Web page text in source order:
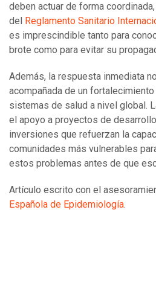
deben actuar de forma
del Reglamento Sanitario
es imprescindible tanto para
brote como para evitar su
Además, la respuesta inmediata
acompañada de un
sistemas de salud a nivel global.
el apoyo a proyectos de
inversiones que refuerzan la
comunidades más vulnerables
estos problemas antes de que
Artículo escrito con el
Española de Epidemiología.